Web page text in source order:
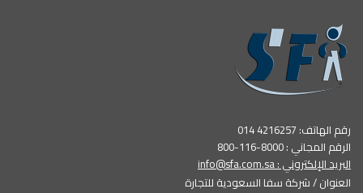
رقم الهاتف: 4216257 014
الرقم المجاني : 8000-116-800
البريد الإلكتروني :info@sfa.com.sa
العنوان / شركة سفا السعودية للتجارة